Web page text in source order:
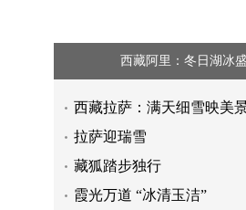
西藏阿里：冬日湖冰
西藏拉萨：满天细雪映美
拉萨迎瑞雪
藏狐踏步独行
霞光万道 “冰清玉洁”